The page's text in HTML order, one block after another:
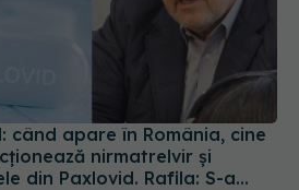
nirmatrelvir și
din Paxlovid. Rafila: S-a
fi disponibil la